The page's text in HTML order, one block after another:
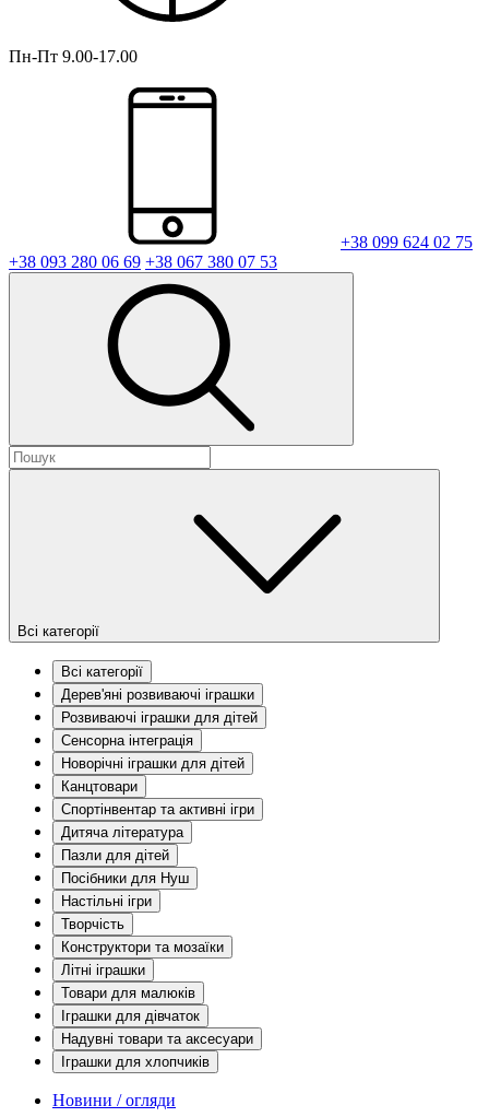
Пн-Пт 9.00-17.00
+38 099 624 02 75
+38 093 280 06 69 +38 067 380 07 53
Всі категорії
Всі категорії
Дерев'яні розвиваючі іграшки
Розвиваючі іграшки для дітей
Сенсорна інтеграція
Новорічні іграшки для дітей
Канцтовари
Спортінвентар та активні ігри
Дитяча література
Пазли для дітей
Посібники для Нуш
Настільні ігри
Творчість
Конструктори та мозаїки
Літні іграшки
Товари для малюків
Іграшки для дівчаток
Надувні товари та аксесуари
Іграшки для хлопчиків
Новини / огляди